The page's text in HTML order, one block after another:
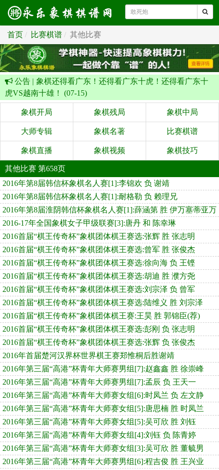
首页 比赛棋谱 其他比赛
公告 | 象棋还得看广东！还得看广东十虎！还得看广东十
虎VS越南十雄！ (07-15)
象棋开局 象棋残局 象棋中局
大师专辑 象棋名著 比赛棋谱
象棋直播 象棋视频 象棋技巧
其他比赛 第658页
2016年第8届韩信杯象棋名人赛[1]:李锦欢 负 谢靖
2016年第8届韩信杯象棋名人赛[1]:耐格勒 负 赖理兄
2016年第8届淮阴韩信杯象棋名人赛[1]:薛涵第 胜 伊万塞蒂亚万
2016-17年全国象棋女子甲级联赛[3]:唐丹 和 陈幸琳
2016首届“棋王传奇杯”象棋团体棋王赛选:张辉 胜 张志明
2016首届“棋王传奇杯”象棋团体棋王赛选:曾军 胜 张俊杰
2016首届“棋王传奇杯”象棋团体棋王赛选:徐向海 负 王铿
2016首届“棋王传奇杯”象棋团体棋王赛选:胡迪 胜 濮方尧
2016首届“棋王传奇杯”象棋团体棋王赛选:刘宗泽 负 曾军
2016首届“棋王传奇杯”象棋团体棋王赛选:陆维义 胜 刘宗泽
2016首届“棋王传奇杯”象棋团体棋王赛:王昊 胜 郭锦臣(荐)
2016首届“棋王传奇杯”象棋团体棋王赛选:彭刚 负 张志明
2016首届“棋王传奇杯”象棋团体棋王赛选:张辉 负 张俊杰
2016年首届楚河汉界杯世界棋王赛郑惟桐后胜谢靖
2016年第三届“高港”杯青年大师赛男组[7]:赵鑫鑫 胜 徐崇峰
2016年第三届“高港”杯青年大师赛男组[7]:孟辰 负 王天一
2016年第三届“高港”杯青年大师赛女组[6]:时凤兰 负 左文静
2016年第三届“高港”杯青年大师赛女组[5]:唐思楠 胜 时凤兰
2016年第三届“高港”杯青年大师赛女组[5]:吴可欣 胜 刘钰
2016年第三届“高港”杯青年大师赛女组[4]:刘钰 负 陈青婷
2016年第三届“高港”杯青年大师赛女组[3]:吴可欣 胜 董毓男
2016年第三届“高港”杯青年大师赛男组[6]:程吉俊 胜 王兴业